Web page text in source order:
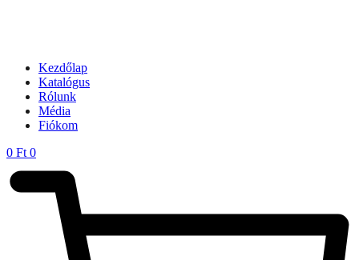
Kezdőlap
Katalógus
Rólunk
Média
Fiókom
0 Ft 0